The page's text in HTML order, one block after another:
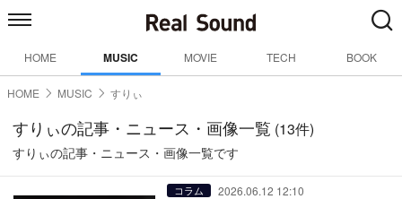
HOME MUSIC MOVIE TECH BOOK
HOME MUSIC すりぃ
すりぃの記事・ニュース・画像一覧 (13件)
すりぃの記事・ニュース・画像一覧です
コラム 2026.06.12 12:10